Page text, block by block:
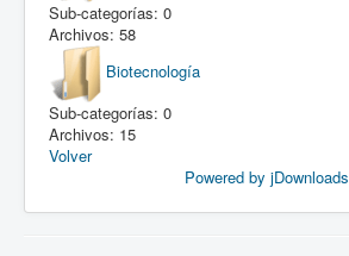
Sub-categorías: 0
Archivos: 58
Biotecnología
Sub-categorías: 0
Archivos: 15
Volver
Powered by jDownloads